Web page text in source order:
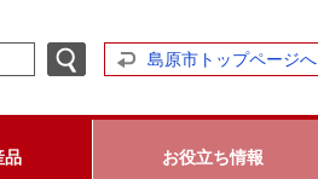
島原市トップページへ
品 お役立ち情報